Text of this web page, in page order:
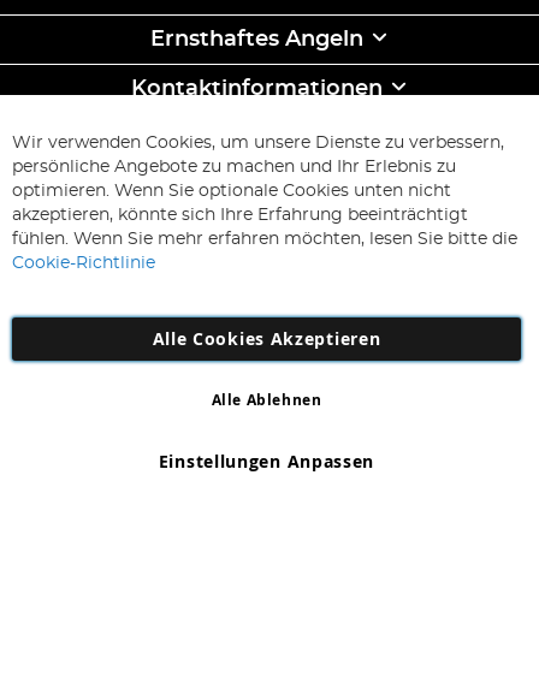
Ernsthaftes Angeln
Kontaktinformationen
ABONNIEREN & SPAREN
Melden
Sie
unseren
Newsletter
Abonnieren
Firmennummer: 863029607
Wir verwenden Cookies, um unsere Dienste zu verbessern,
persönliche Angebote zu machen und Ihr Erlebnis zu
optimieren. Wenn Sie optionale Cookies unten nicht
akzeptieren, könnte sich Ihre Erfahrung beeinträchtigt
fühlen. Wenn Sie mehr erfahren möchten, lesen Sie bitte die
Cookie-Richtlinie
Alle Cookies Akzeptieren
Einstellungen Anpassen
Alle Ablehnen